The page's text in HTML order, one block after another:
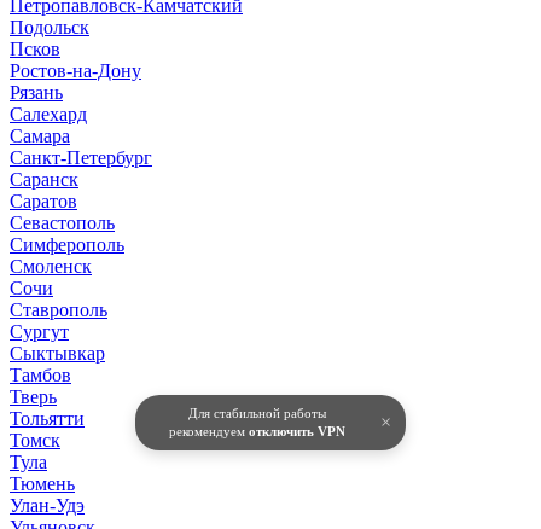
Для стабильной работы
рекомендуем отключить VPN ×
Петропавловск-Камчатский
Подольск
Псков
Ростов-на-Дону
Рязань
Салехард
Самара
Санкт-Петербург
Саранск
Саратов
Севастополь
Симферополь
Смоленск
Сочи
Ставрополь
Сургут
Сыктывкар
Тамбов
Тверь
Тольятти
Томск
Тула
Тюмень
Улан-Удэ